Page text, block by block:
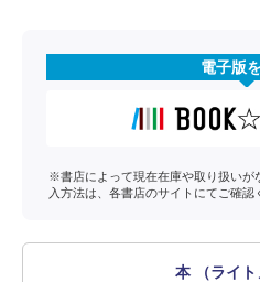
電子版
※書店によって現在在庫や取り扱いが
入方法は、各書店のサイトにてご確認
本 （ライト